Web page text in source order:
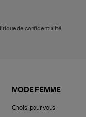
de confidentialité
MODE FEMME
Choisi pour vous